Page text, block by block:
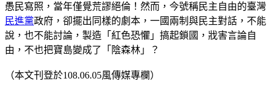
愚民寫照，當年僅覺荒謬絕倫！然而，今號稱民主自由的臺灣
民進黨政府，卻擺出同樣的劇本，一國兩制與民主對話，不能
說，也不能討論，製造「紅色恐懼」搞起鎖國，戕害言論自
由，不也把寶島變成了「陰森林」？
（本文刊登於108.06.05風傳媒專欄）